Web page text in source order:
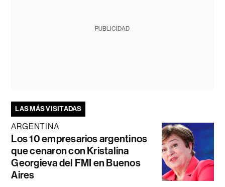
PUBLICIDAD
LAS MÁS VISITADAS
ARGENTINA
Los 10 empresarios argentinos
que cenaron con Kristalina
Georgieva del FMI en Buenos
Aires